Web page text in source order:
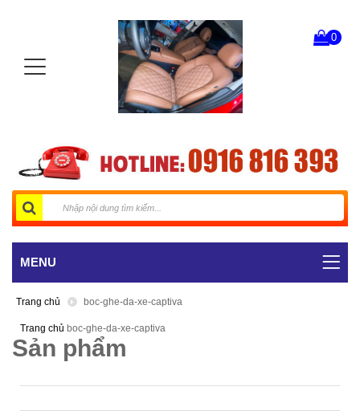
0
MENU
Trang chủ boc-ghe-da-xe-captiva
Trang chủ boc-ghe-da-xe-captiva
Sản phẩm